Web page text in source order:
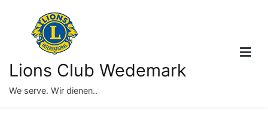
Lions Club Wedemark
We serve. Wir dienen..